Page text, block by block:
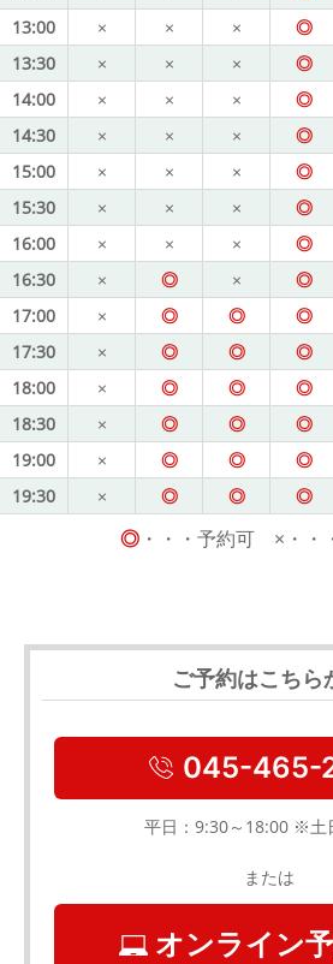
13:00
× × × ◎
13:30
× × × ◎
14:00
× × × ◎
14:30
× × × ◎
15:00
× × × ◎
15:30
× × × ◎
16:00
× × × ◎
16:30
× ◎ × ◎
17:00
× ◎ ◎ ◎
17:30
× ◎ ◎ ◎
18:00
× ◎ ◎ ◎
18:30
× ◎ ◎ ◎
19:00
× ◎ ◎ ◎
19:30
× ◎ ◎ ◎
◎・・・予約可 ×・・
ご予約はこちら
045-465-
平日：9:30～18:00 ※土
または
オンライン